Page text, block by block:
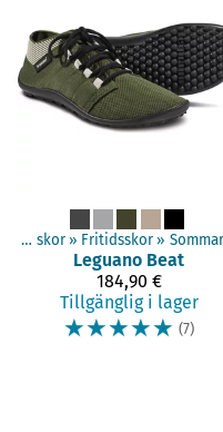
Vuxen skor ‪» Fritidsskor ‪» Sommar
Leguano Beat
184,90 €
Tillgänglig i lager
☆☆☆☆☆ (7)